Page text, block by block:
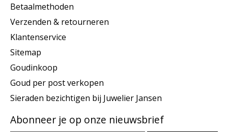
Betaalmethoden
Verzenden & retourneren
Klantenservice
Sitemap
Goudinkoop
Goud per post verkopen
Sieraden bezichtigen bij Juwelier Jansen
Abonneer je op onze nieuwsbrief